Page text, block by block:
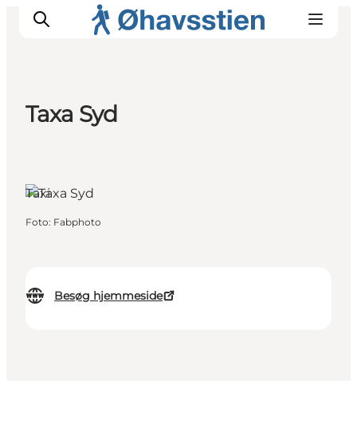
Planlægning
Taxa Syd
Besøg hjemmeside
Taxi
Foto: Fabphoto